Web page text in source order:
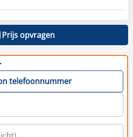
Prijs opvragen
telefoonnummer